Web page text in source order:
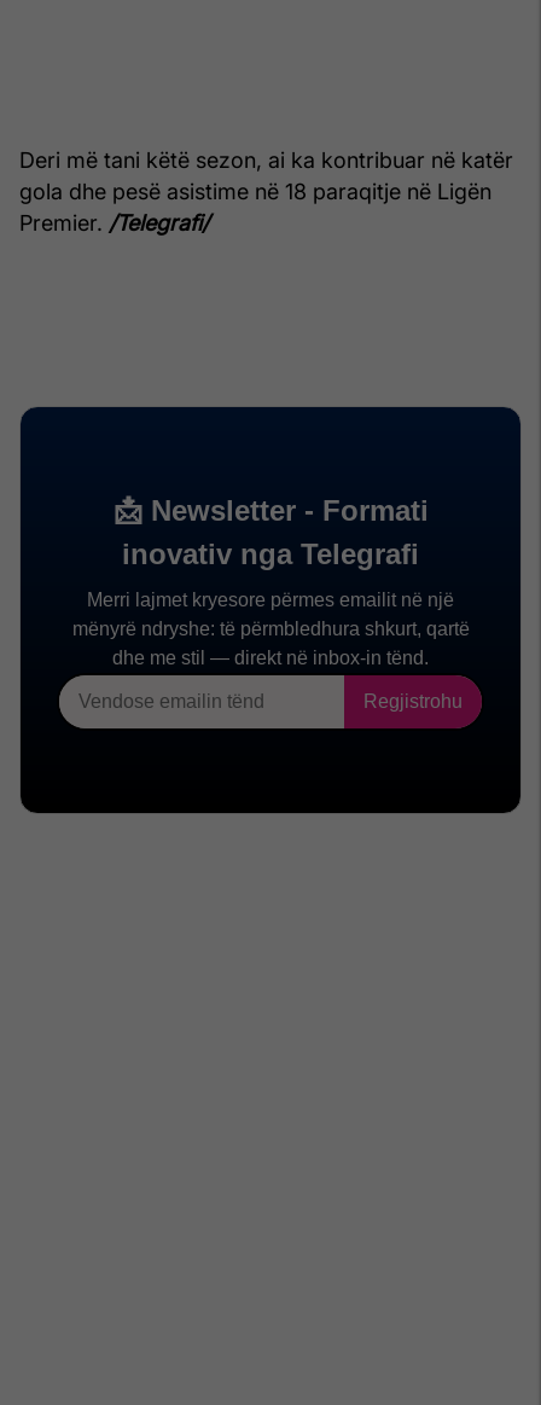
Deri më tani këtë sezon, ai ka kontribuar në katër
gola dhe pesë asistime në 18 paraqitje në Ligën
Premier. /Telegrafi/